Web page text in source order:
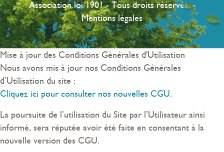
Association loi 1901 - Tous droits réservés. -
Mentions légales
Mise à jour des Conditions Générales d'Utilisation
Nous avons mis à jour nos Conditions Générales
d’Utilisation du site :
Cliquez ici pour consulter nos nouvelles CGU.
La poursuite de l’utilisation du Site par l’Utilisateur ainsi
informé, sera réputée avoir été faite en consentant à la
nouvelle version des CGU.